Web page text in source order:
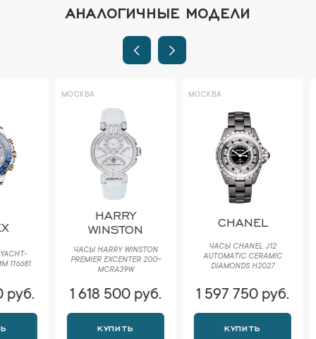
АНАЛОГИЧНЫЕ МОДЕЛИ
WINSTON
ЧАСЫ HARRY WINSTON
PREMIER EXCENTER 200-
1 618 500 руб.
CHANEL
ЧАСЫ CHANEL J12
AUTOMATIC CERAMIC
DIAMONDS H2027
1 597 750 руб. 1